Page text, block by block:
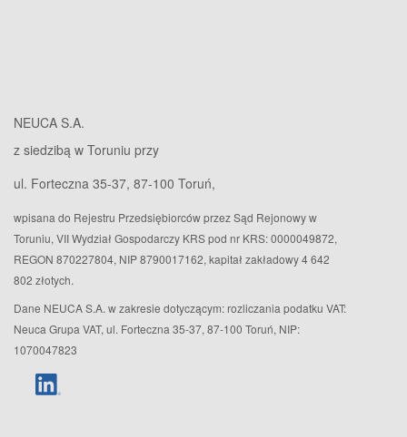
NEUCA S.A.
z siedzibą w Toruniu przy
ul. Forteczna 35-37, 87-100 Toruń,
wpisana do Rejestru Przedsiębiorców przez Sąd Rejonowy w
Toruniu, VII Wydział Gospodarczy KRS pod nr KRS: 0000049872,
REGON 870227804, NIP 8790017162, kapitał zakładowy 4 642
802 złotych.
Dane NEUCA S.A. w zakresie dotyczącym: rozliczania podatku VAT:
Neuca Grupa VAT, ul. Forteczna 35-37, 87-100 Toruń, NIP:
1070047823